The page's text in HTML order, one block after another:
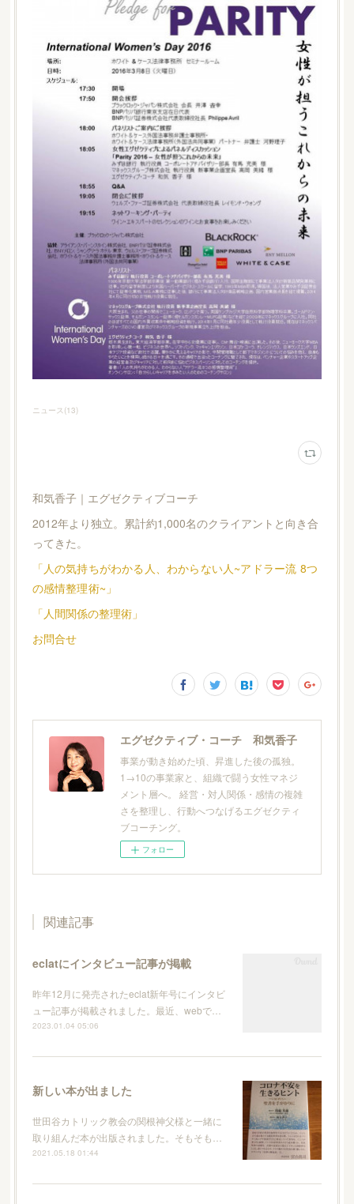
ニュース(13)
和気香子｜エグゼクティブコーチ
2012年より独立。累計約1,000名のクライアントと向き合
ってきた。
「人の気持ちがわかる人、わからない人~アドラー流 8つ
の感情整理術~」
「人間関係の整理術」
お問合せ
エグゼクティブ・コーチ 和気香子
事業が動き始めた頃、昇進した後の孤独。
1→10の事業家と、組織で闘う女性マネジ
メント層へ。 経営・対人関係・感情の複雑
さを整理し、行動へつなげるエグゼクティ
ブコーチング。
フォロー
関連記事
eclatにインタビュー記事が掲載
昨年12月に発売されたeclat新年号にインタビ
ュー記事が掲載されました。最近、webで…
2023.01.04 05:06
新しい本が出ました
世田谷カトリック教会の関根神父様と一緒に
取り組んだ本が出版されました。そもそも…
2021.05.18 01:44